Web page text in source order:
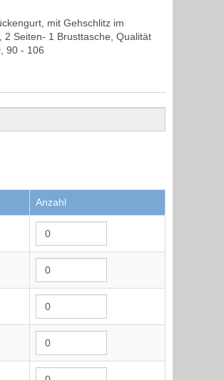
mit Gehschlitz im
Seiten- 1 Brusttasche, Qualität
90 - 106
Anzahl